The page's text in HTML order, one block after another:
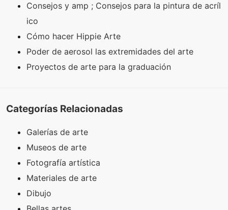
Consejos y amp ; Consejos para la pintura de acríl
ico
Cómo hacer Hippie Arte
Poder de aerosol las extremidades del arte
Proyectos de arte para la graduación
Categorías Relacionadas
Galerías de arte
Museos de arte
Fotografía artística
Materiales de arte
Dibujo